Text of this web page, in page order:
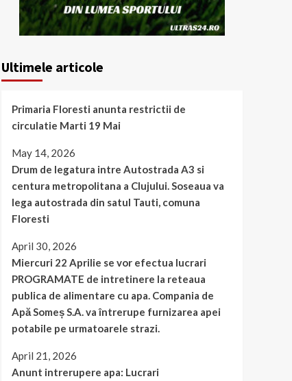
Ultimele articole
Primaria Floresti anunta restrictii de
circulatie Marti 19 Mai
May 14, 2026
Drum de legatura intre Autostrada A3 si
centura metropolitana a Clujului. Soseaua va
lega autostrada din satul Tauti, comuna
Floresti
April 30, 2026
Miercuri 22 Aprilie se vor efectua lucrari
PROGRAMATE de intretinere la reteaua
publica de alimentare cu apa. Compania de
Apă Someș S.A. va întrerupe furnizarea apei
potabile pe urmatoarele strazi.
April 21, 2026
Anunt intrerupere apa: Lucrari